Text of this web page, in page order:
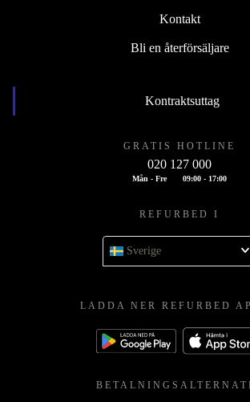
Kontakt
Bli en återförsäljare
Kontraktsuttag
GRATIS HOTLINE
020 127 000
Mån - Fre 09:00 - 17:00
REFURBED I
Sverige
LADDA NER REFURBED